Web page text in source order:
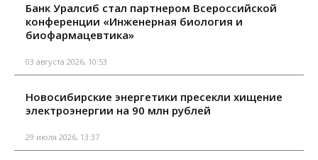
Банк Уралсиб стал партнером Всероссийской
конференции «Инженерная биология и
биофармацевтика»
03 августа 2026, 10:53
Новосибирские энергетики пресекли хищение
электроэнергии на 90 млн рублей
29 июля 2026, 13:37